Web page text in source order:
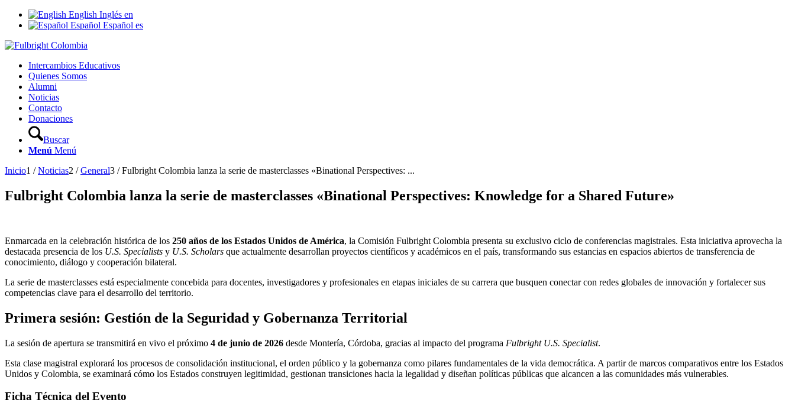
English Inglés en
Español Español es
Intercambios Educativos
Quienes Somos
Alumni
Noticias
Contacto
Donaciones
Buscar
Menú Menú
Inicio1 / Noticias2 / General3 / Fulbright Colombia lanza la serie de masterclasses «Binational Perspectives: ...
Fulbright Colombia lanza la serie de masterclasses «Binational Perspectives: Knowledge for a Shared Future»
Enmarcada en la celebración histórica de los 250 años de los Estados Unidos de América, la Comisión Fulbright Colombia presenta su exclusivo ciclo de conferencias magistrales. Esta iniciativa aprovecha la
destacada presencia de los U.S. Specialists y U.S. Scholars que actualmente desarrollan proyectos científicos y académicos en el país, transformando sus estancias en espacios abiertos de transferencia de
conocimiento, diálogo y cooperación bilateral.
La serie de masterclasses está especialmente concebida para docentes, investigadores y profesionales en etapas iniciales de su carrera que busquen conectar con redes globales de innovación y fortalecer sus
competencias clave para el desarrollo del territorio.
Primera sesión: Gestión de la Seguridad y Gobernanza Territorial
La sesión de apertura se transmitirá en vivo el próximo 4 de junio de 2026 desde Montería, Córdoba, gracias al impacto del programa Fulbright U.S. Specialist.
Esta clase magistral explorará los procesos de consolidación institucional, el orden público y la gobernanza como pilares fundamentales de la vida democrática. A partir de marcos comparativos entre los Estados
Unidos y Colombia, se examinará cómo los Estados construyen legitimidad, gestionan transiciones hacia la legalidad y diseñan políticas públicas que alcancen a las comunidades más vulnerables.
Ficha Técnica del Evento